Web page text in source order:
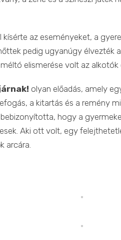
az eseményeket, a
pedig ugyanúgy élvezték
elismerése volt az alkotók
olyan előadás, amely
a kitartás és a remény
hogy a
Aki ott volt, egy
arcára.